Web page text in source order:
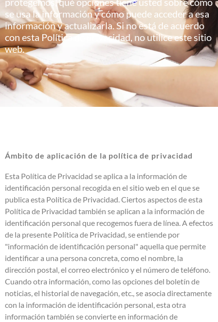
se usa la información y cómo puede acceder a esa
información y actualizarla. Si no está de acuerdo
con esta Política de privacidad, no utilice este sitio
web.
Ámbito de aplicación de la política de privacidad
Esta Política de Privacidad se aplica a la información de
identificación personal recogida en el sitio web en el que se
publica esta Política de Privacidad. Ciertos aspectos de esta
Política de Privacidad también se aplican a la información de
identificación personal que recogemos fuera de línea. A efectos
de la presente Política de Privacidad, se entiende por
"información de identificación personal" aquella que permite
identificar a una persona concreta, como el nombre, la
dirección postal, el correo electrónico y el número de teléfono.
Cuando otra información, como las opciones del boletín de
noticias, el historial de navegación, etc., se asocia directamente
con la información de identificación personal, esta otra
información también se convierte en información de